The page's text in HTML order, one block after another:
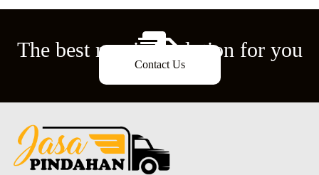
The best moving solution for you
Contact Us